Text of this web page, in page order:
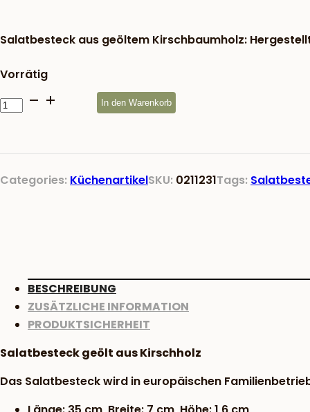
8,17 €
Salatbesteck aus geöltem Kirschbaumholz:
Vorrätig
Salatbesteck
geölt
Kirschholz
In den Warenkorb
Categories: KüchenartikelSKU: 0211231Tags:
BESCHREIBUNG
ZUSÄTZLICHE INFORMATION
PRODUKTSICHERHEIT
Salatbesteck geölt aus Kirschholz
Das Salatbesteck wird in europäischen